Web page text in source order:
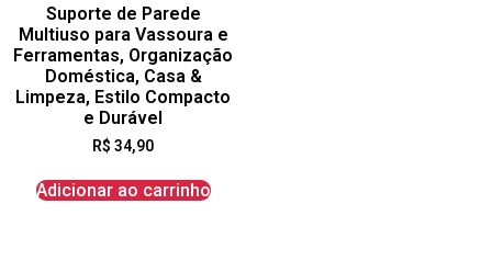
Suporte de Parede
Multiuso para Vassoura e
Ferramentas, Organização
Doméstica, Casa &
Limpeza, Estilo Compacto
e Durável
R$ 34,90
Adicionar ao carrinho